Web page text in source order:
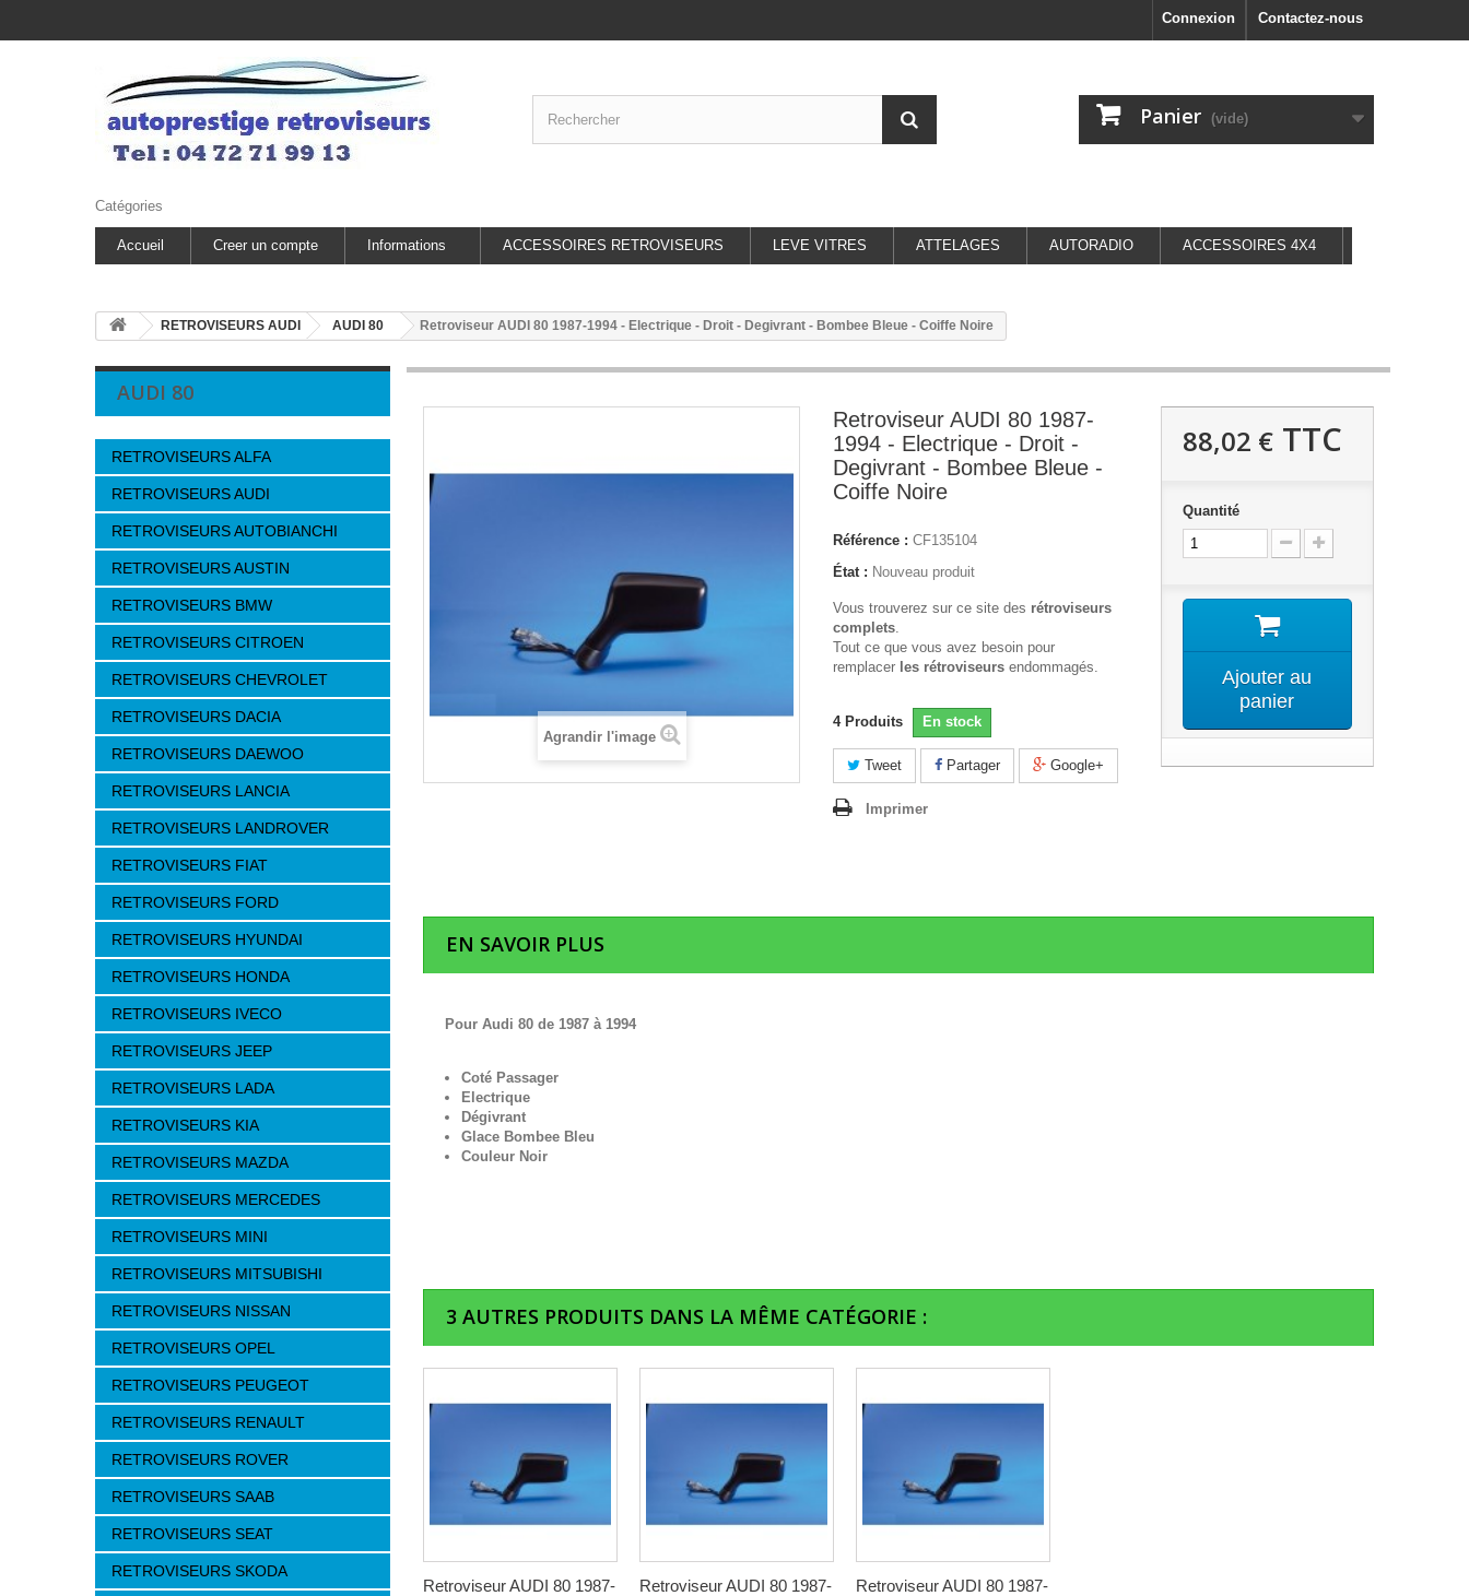
Contactez-nous
Connexion
Panier (vide)
Catégories
Accueil Creer un compte Informations ACCESSOIRES RETROVISEURS LEVE VITRES ATTELAGES AUTORADIO ACCESSOIRES 4X4
RETROVISEURS AUDI AUDI 80 Retroviseur AUDI 80 1987-1994 - Electrique - Droit - Degivrant - Bombee Bleue - Coiffe Noire
AUDI 80
RETROVISEURS ALFA
RETROVISEURS AUDI
RETROVISEURS AUTOBIANCHI
RETROVISEURS AUSTIN
RETROVISEURS BMW
RETROVISEURS CITROEN
RETROVISEURS CHEVROLET
RETROVISEURS DACIA
RETROVISEURS DAEWOO
RETROVISEURS LANCIA
RETROVISEURS LANDROVER
RETROVISEURS FIAT
RETROVISEURS FORD
RETROVISEURS HYUNDAI
RETROVISEURS HONDA
RETROVISEURS IVECO
RETROVISEURS JEEP
RETROVISEURS LADA
RETROVISEURS KIA
RETROVISEURS MAZDA
RETROVISEURS MERCEDES
RETROVISEURS MINI
RETROVISEURS MITSUBISHI
RETROVISEURS NISSAN
RETROVISEURS OPEL
RETROVISEURS PEUGEOT
RETROVISEURS RENAULT
RETROVISEURS ROVER
RETROVISEURS SAAB
RETROVISEURS SEAT
RETROVISEURS SKODA
Agrandir l'image
Retroviseur AUDI 80 1987-
1994 - Electrique - Droit -
Degivrant - Bombee Bleue -
Coiffe Noire
Référence : CF135104
État : Nouveau produit
Vous trouverez sur ce site des rétroviseurs
complets.
Tout ce que vous avez besoin pour
remplacer les rétroviseurs endommagés.
4 Produits En stock
Tweet Partager Google+
Imprimer
88,02 €TTC
Quantité
Ajouter au
panier
EN SAVOIR PLUS
Pour Audi 80 de 1987 à 1994
Coté Passager
Electrique
Dégivrant
Glace Bombee Bleu
Couleur Noir
3 AUTRES PRODUITS DANS LA MÊME CATÉGORIE :
Retroviseur AUDI 80 1987-
Retroviseur AUDI 80 1987-
Retroviseur AUDI 80 1987-